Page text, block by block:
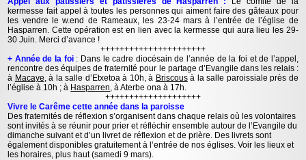
kermesse fait appel à toutes les personnes qui aiment faire des gâteaux pour
les vendre le w.end de Rameaux, les 23-24 mars à l’entrée de l’église de
Hasparren. Cette opération est en lien avec la kermesse qui aura lieu les 29-
30 Juin. Merci d’avance !
++++++++++++++++++++++
+ Année de la foi : Dans le cadre diocésain de l’année de la foi et de l’appel,
rencontre des équipes de fraternité pour le partage d’Evangile dans les relais :
à Macaye , à la salle d’Etxetoa à 10h, à Briscousà la salle paroissiale près de
l’église à 10h ; à Hasparren , à Aterbe ona à 17h.
++++++++++++++++++++
Vivre le Carême cette année dans la paroisse
Des fraternités de réflexion s’organisent dans chaque relais où les volontaires
sont invités à se réunir pour prier et réfléchir ensemble autour de l’Evangile du
dimanche suivant et d’un livret de réflexion et de prière. Des livrets sont
également disponibles gratuitement à l’entrée de nos églises. Voir les lieux et
les horaires, plus haut (samedi 9 mars).